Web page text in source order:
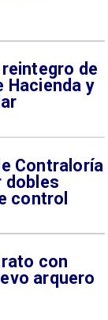
de
Hacienda y
Contraloría
dobles
control
con
arquero